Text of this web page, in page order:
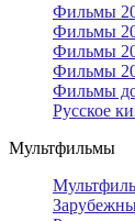
Фильмы
Фильмы
Фильмы
Фильмы
Фильмы
Русское
Мультфильмы